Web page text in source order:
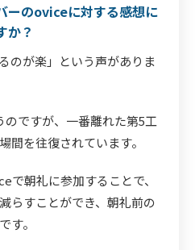
ーのoviceに対する感想に
か？
のが楽」という声がありま
ですが、一番離れた第5工
間を往復されています。
で朝礼に参加することで、
らすことができ、朝礼前の
す。